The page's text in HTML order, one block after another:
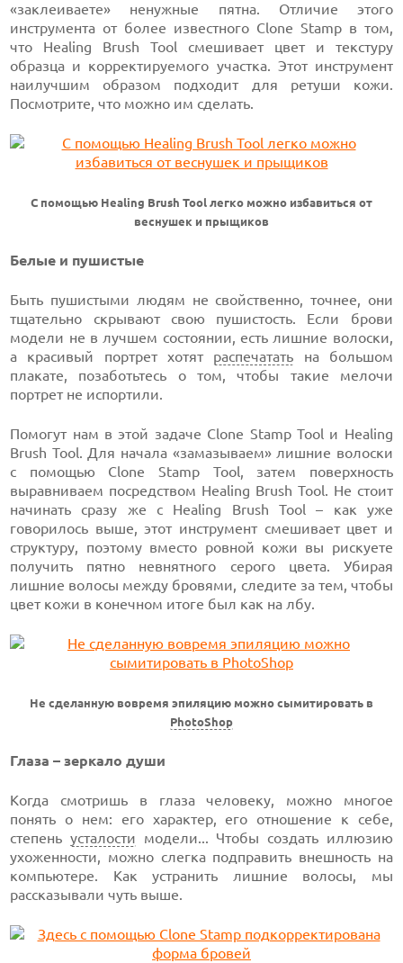
«заклеиваете» ненужные пятна. Отличие этого
инструмента от более известного Clone Stamp в том,
что Healing Brush Tool смешивает цвет и текстуру
образца и корректируемого участка. Этот инструмент
наилучшим образом подходит для ретуши кожи.
Посмотрите, что можно им сделать.
С помощью Healing Brush Tool легко можно избавиться от
веснушек и прыщиков
Белые и пушистые
Быть пушистыми людям не свойственно, точнее, они
тщательно скрывают свою пушистость. Если брови
модели не в лучшем состоянии, есть лишние волоски,
а красивый портрет хотят распечатать на большом
плакате, позаботьтесь о том, чтобы такие мелочи
портрет не испортили.
Помогут нам в этой задаче Clone Stamp Tool и Healing
Brush Tool. Для начала «замазываем» лишние волоски
с помощью Clone Stamp Tool, затем поверхность
выравниваем посредством Healing Brush Tool. Не стоит
начинать сразу же с Healing Brush Tool – как уже
говорилось выше, этот инструмент смешивает цвет и
структуру, поэтому вместо ровной кожи вы рискуете
получить пятно невнятного серого цвета. Убирая
лишние волосы между бровями, следите за тем, чтобы
цвет кожи в конечном итоге был как на лбу.
Не сделанную вовремя эпиляцию можно сымитировать в
PhotoShop
Глаза – зеркало души
Когда смотришь в глаза человеку, можно многое
понять о нем: его характер, его отношение к себе,
степень усталости модели... Чтобы создать иллюзию
ухоженности, можно слегка подправить внешность на
компьютере. Как устранить лишние волосы, мы
рассказывали чуть выше.